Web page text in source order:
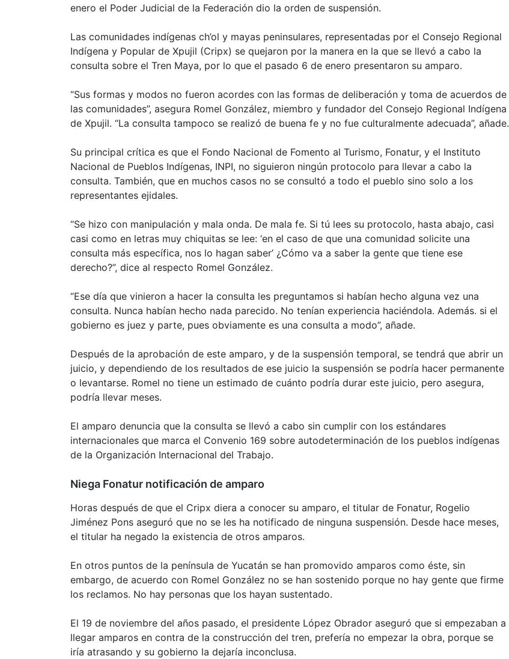
enero el Poder Judicial de la Federación dio la orden de suspensión.
Las comunidades indígenas ch’ol y mayas peninsulares, representadas por el Consejo Regional
Indígena y Popular de Xpujil (Cripx) se quejaron por la manera en la que se llevó a cabo la
consulta sobre el Tren Maya, por lo que el pasado 6 de enero presentaron su amparo.
“Sus formas y modos no fueron acordes con las formas de deliberación y toma de acuerdos de
las comunidades”, asegura Romel González, miembro y fundador del Consejo Regional Indígena
de Xpujil. “La consulta tampoco se realizó de buena fe y no fue culturalmente adecuada”, añade.
Su principal crítica es que el Fondo Nacional de Fomento al Turismo, Fonatur, y el Instituto
Nacional de Pueblos Indígenas, INPI, no siguieron ningún protocolo para llevar a cabo la
consulta. También, que en muchos casos no se consultó a todo el pueblo sino solo a los
representantes ejidales.
“Se hizo con manipulación y mala onda. De mala fe. Si tú lees su protocolo, hasta abajo, casi
casi como en letras muy chiquitas se lee: ‘en el caso de que una comunidad solicite una
consulta más específica, nos lo hagan saber’ ¿Cómo va a saber la gente que tiene ese
derecho?”, dice al respecto Romel González.
“Ese día que vinieron a hacer la consulta les preguntamos si habían hecho alguna vez una
consulta. Nunca habían hecho nada parecido. No tenían experiencia haciéndola. Además. si el
gobierno es juez y parte, pues obviamente es una consulta a modo”, añade.
Después de la aprobación de este amparo, y de la suspensión temporal, se tendrá que abrir un
juicio, y dependiendo de los resultados de ese juicio la suspensión se podría hacer permanente
o levantarse. Romel no tiene un estimado de cuánto podría durar este juicio, pero asegura,
podría llevar meses.
El amparo denuncia que la consulta se llevó a cabo sin cumplir con los estándares
internacionales que marca el Convenio 169 sobre autodeterminación de los pueblos indígenas
de la Organización Internacional del Trabajo.
Niega Fonatur notificación de amparo
Horas después de que el Cripx diera a conocer su amparo, el titular de Fonatur, Rogelio
Jiménez Pons aseguró que no se les ha notificado de ninguna suspensión. Desde hace meses,
el titular ha negado la existencia de otros amparos.
En otros puntos de la península de Yucatán se han promovido amparos como éste, sin
embargo, de acuerdo con Romel González no se han sostenido porque no hay gente que firme
los reclamos. No hay personas que los hayan sustentado.
El 19 de noviembre del años pasado, el presidente López Obrador aseguró que si empezaban a
llegar amparos en contra de la construcción del tren, prefería no empezar la obra, porque se
iría atrasando y su gobierno la dejaría inconclusa.